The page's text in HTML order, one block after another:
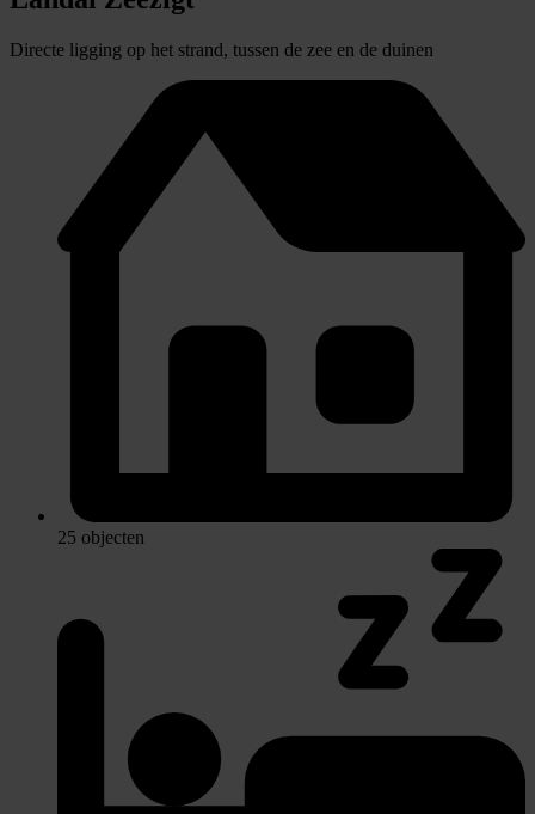
Directe ligging op het strand, tussen de zee en de duinen
25 objecten